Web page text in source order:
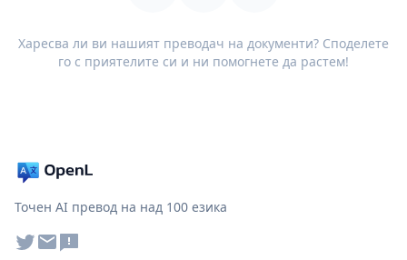
Харесва ли ви нашият преводач на документи? Споделете
го с приятелите си и ни помогнете да растем!
Точен AI превод на над 100 езика